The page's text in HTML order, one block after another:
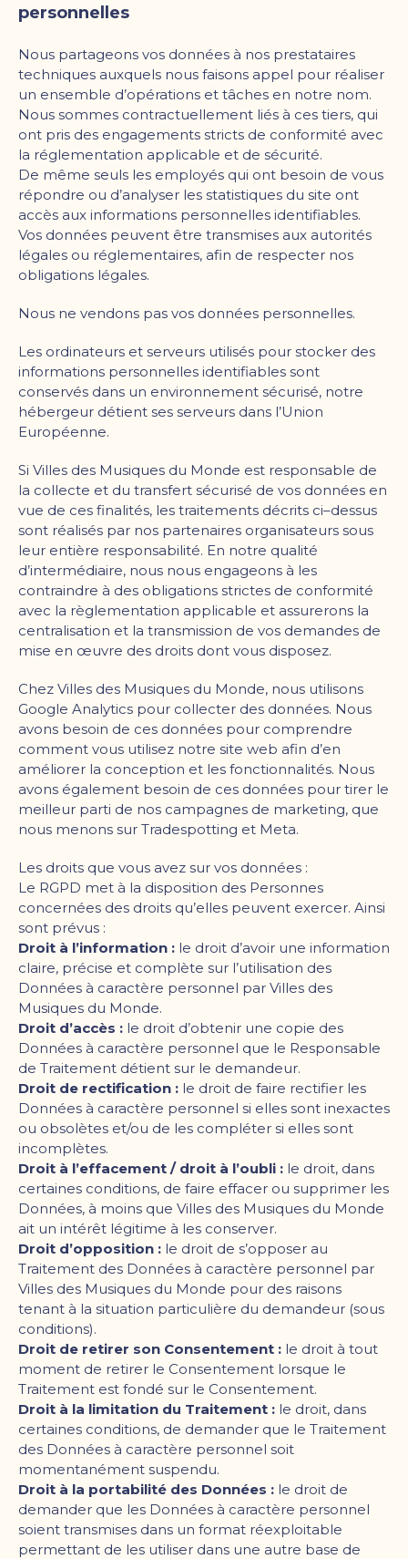
personnelles
Nous partageons vos données à nos prestataires
techniques auxquels nous faisons appel pour réaliser
un ensemble d’opérations et tâches en notre nom.
Nous sommes contractuellement liés à ces tiers, qui
ont pris des engagements stricts de conformité avec
la réglementation applicable et de sécurité.
De même seuls les employés qui ont besoin de vous
répondre ou d’analyser les statistiques du site ont
accès aux informations personnelles identifiables.
Vos données peuvent être transmises aux autorités
légales ou réglementaires, afin de respecter nos
obligations légales.
Nous ne vendons pas vos données personnelles.
Les ordinateurs et serveurs utilisés pour stocker des
informations personnelles identifiables sont
conservés dans un environnement sécurisé, notre
hébergeur détient ses serveurs dans l’Union
Européenne.
Si Villes des Musiques du Monde est responsable de
la collecte et du transfert sécurisé de vos données en
vue de ces finalités, les traitements décrits ci–dessus
sont réalisés par nos partenaires organisateurs sous
leur entière responsabilité. En notre qualité
d’intermédiaire, nous nous engageons à les
contraindre à des obligations strictes de conformité
avec la règlementation applicable et assurerons la
centralisation et la transmission de vos demandes de
mise en œuvre des droits dont vous disposez.
Chez Villes des Musiques du Monde, nous utilisons
Google Analytics pour collecter des données. Nous
avons besoin de ces données pour comprendre
comment vous utilisez notre site web afin d’en
améliorer la conception et les fonctionnalités. Nous
avons également besoin de ces données pour tirer le
meilleur parti de nos campagnes de marketing, que
nous menons sur Tradespotting et Meta.
Les droits que vous avez sur vos données :
Le RGPD met à la disposition des Personnes
concernées des droits qu’elles peuvent exercer. Ainsi
sont prévus :
Droit à l’information : le droit d’avoir une information
claire, précise et complète sur l’utilisation des
Données à caractère personnel par Villes des
Musiques du Monde.
Droit d’accès : le droit d’obtenir une copie des
Données à caractère personnel que le Responsable
de Traitement détient sur le demandeur.
Droit de rectification : le droit de faire rectifier les
Données à caractère personnel si elles sont inexactes
ou obsolètes et/ou de les compléter si elles sont
incomplètes.
Droit à l’effacement / droit à l’oubli : le droit, dans
certaines conditions, de faire effacer ou supprimer les
Données, à moins que Villes des Musiques du Monde
ait un intérêt légitime à les conserver.
Droit d’opposition : le droit de s’opposer au
Traitement des Données à caractère personnel par
Villes des Musiques du Monde pour des raisons
tenant à la situation particulière du demandeur (sous
conditions).
Droit de retirer son Consentement : le droit à tout
moment de retirer le Consentement lorsque le
Traitement est fondé sur le Consentement.
Droit à la limitation du Traitement : le droit, dans
certaines conditions, de demander que le Traitement
des Données à caractère personnel soit
momentanément suspendu.
Droit à la portabilité des Données : le droit de
demander que les Données à caractère personnel
soient transmises dans un format réexploitable
permettant de les utiliser dans une autre base de